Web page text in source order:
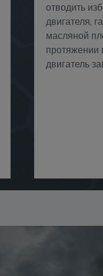
отводить
двигателя,
масляной
протяжении
двигатель